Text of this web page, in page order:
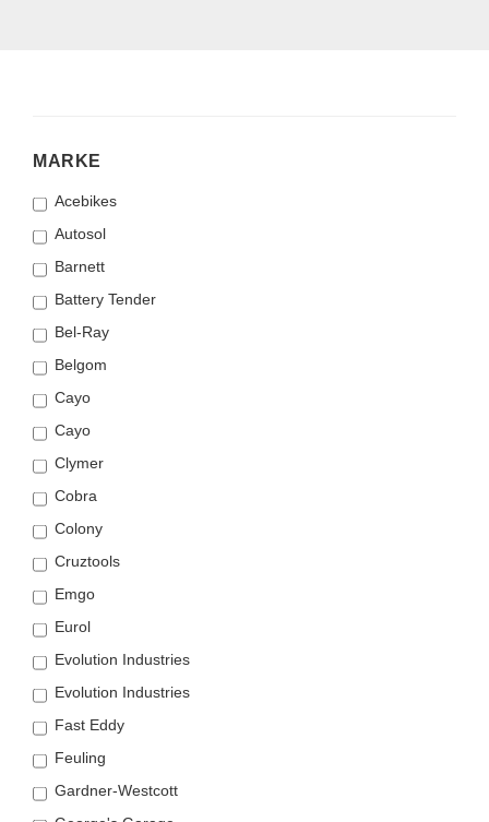
MARKE
MARKE
Acebikes
Autosol
Barnett
Battery Tender
Bel-Ray
Belgom
Cayo
Cayo
Clymer
Cobra
Colony
Cruztools
Emgo
Eurol
Evolution Industries
Evolution Industries
Fast Eddy
Feuling
Gardner-Westcott